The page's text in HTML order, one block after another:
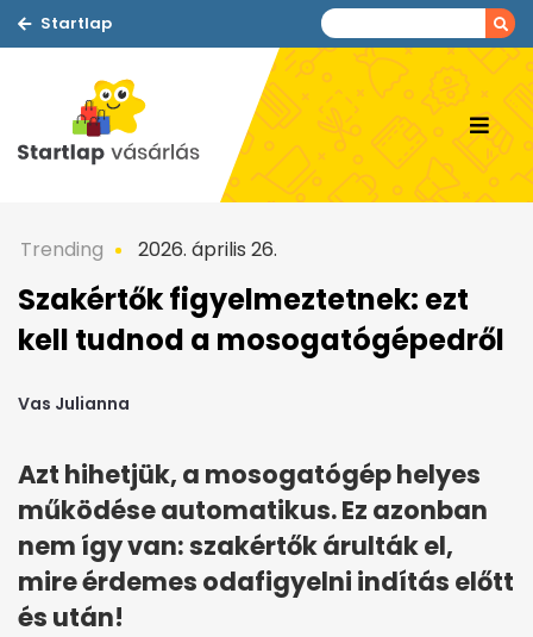
Startlap
Trending 2026. április 26.
Szakértők figyelmeztetnek: ezt
kell tudnod a mosogatógépedről
Vas Julianna
Azt hihetjük, a mosogatógép helyes
működése automatikus. Ez azonban
nem így van: szakértők árulták el,
mire érdemes odafigyelni indítás előtt
és után!